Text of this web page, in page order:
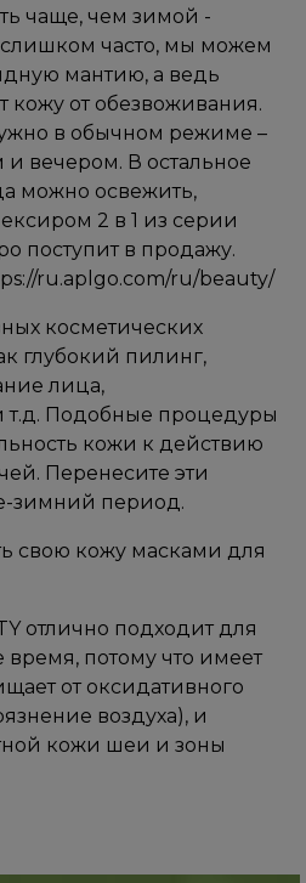
чаще, чем зимой -
часто, мы можем
мантию, а ведь
от обезвоживания.
в обычном режиме –
вечером. В остальное
можно освежить,
2 в 1 из серии
поступит в продажу.
ru.aplgo.com/ru/beauty/
косметических
глубокий пилинг,
лица,
Подобные процедуры
кожи к действию
Перенесите эти
зимний период.
свою кожу масками для
отлично подходит для
потому что имеет
от оксидативного
воздуха), и
кожи шеи и зоны